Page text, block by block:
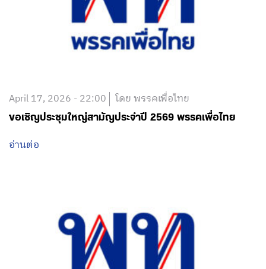
April 17, 2026 - 22:00 โดย พรรคเพื่อไทย
ขอเชิญประชุมใหญ่สามัญประจำปี 2569 พรรคเพื่อไทย
อ่านต่อ